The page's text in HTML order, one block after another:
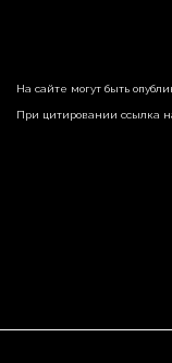
На сайте могут быть
При цитировании ссылка